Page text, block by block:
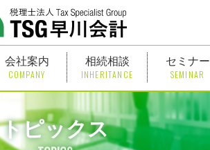
会社案内
COMPANY
相続相談
INHERITANCE
セミナー
SEMINAR
トピックス